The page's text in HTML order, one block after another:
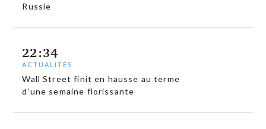
Russie
22:34
ACTUALITÉS
Wall Street finit en hausse au terme
d’une semaine florissante